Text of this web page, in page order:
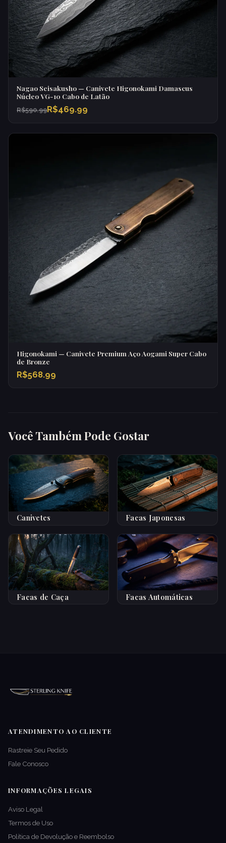
Nagao Seisakusho — Canivete Higonokami Damascus
Núcleo VG-10 Cabo de Latão
R$590.99R$469.99
Higonokami — Canivete Premium Aço Aogami Super Cabo
de Bronze
R$568.99
Você Também Pode Gostar
Canivetes Facas Japonesas
Facas de Caça Facas Automáticas
ATENDIMENTO AO CLIENTE
Rastreie Seu Pedido
Fale Conosco
INFORMAÇÕES LEGAIS
Aviso Legal
Termos de Uso
Política de Devolução e Reembolso